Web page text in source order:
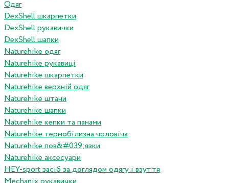
Одяг
DexShell шкарпетки
DexShell рукавички
DexShell шапки
Naturehike одяг
Naturehike рукавиці
Naturehike шкарпетки
Naturehike верхній одяг
Naturehike штани
Naturehike шапки
Naturehike кепки та панами
Naturehike термобілизна чоловіча
Naturehike пов&#039;язки
Naturehike аксесуари
HEY-sport засіб за доглядом одягу і взуття